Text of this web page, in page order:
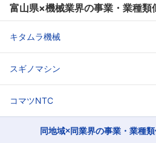
富山県×機械業界の事業・業種類
キタムラ機械
スギノマシン
コマツNTC
同地域×同業界の事業・業種